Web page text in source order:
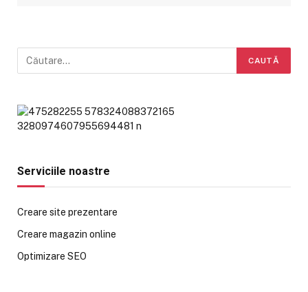
Serviciile noastre
Creare site prezentare
Creare magazin online
Optimizare SEO